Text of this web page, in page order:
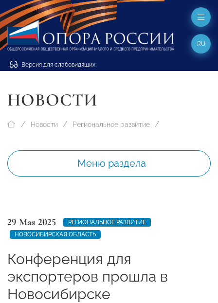
Версия для слабовидящих
RU
НОВОСТИ
Новости Региональное развитие
Меню раздела
29 Мая 2025
РЕГИОНАЛЬНОЕ РАЗВИТИЕ
НОВОСИБИРСКАЯ ОБЛАСТЬ
Конференция для
экспортеров прошла в
Новосибирске